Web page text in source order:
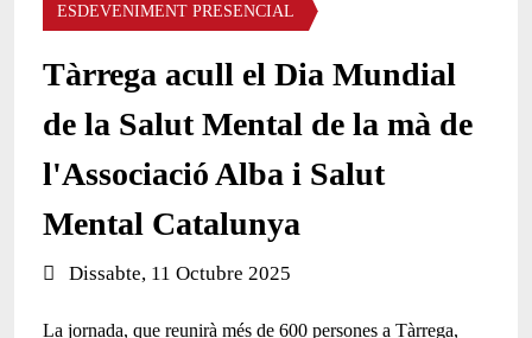
ESDEVENIMENT PRESENCIAL
Tàrrega acull el Dia Mundial
de la Salut Mental de la mà de
l'Associació Alba i Salut
Mental Catalunya
Data de l'esdeveniment:
Dissabte, 11 Octubre 2025
La jornada, que reunirà més de 600 persones a Tàrrega,